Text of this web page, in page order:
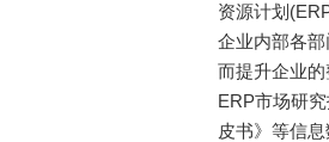
资源计划
企业内部各
而提升企业
ERP市场研
皮书》等信